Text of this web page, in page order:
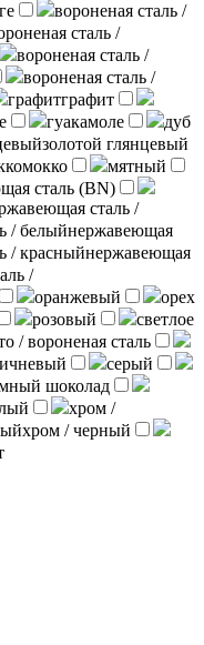
вороненая сталь /
сталь /
вороненая сталь /
вороненая сталь /
графитграфит
гуакамоле
дуб
золотой глянцевый
мокко
мятный
сталь (BN)
сталь /
/ белыйнержавеющая
/ красныйнержавеющая
/
оранжевый
орех
розовый
светлое
/ вороненая сталь
серый
шоколад
хром /
хром / черный